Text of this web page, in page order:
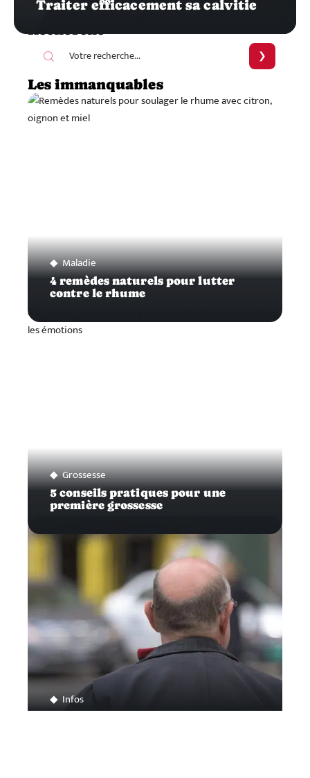
Traiter efficacement sa calvitie
Recherche
Les immanquables
Maladie
4 remèdes naturels pour lutter
contre le rhume
Grossesse
5 conseils pratiques pour une
première grossesse
Infos